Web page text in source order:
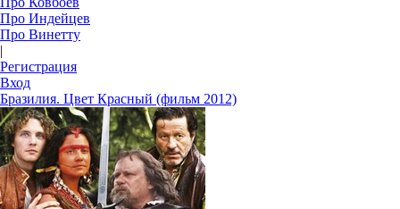
Про Индейцев
Про Винетту
|
Регистрация
Вход
Бразилия. Цвет Красный (фильм 2012)